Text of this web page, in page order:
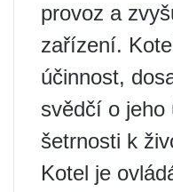
provoz a
zařízení.
účinnost,
svědčí o jeho
šetrnosti k
Kotel je